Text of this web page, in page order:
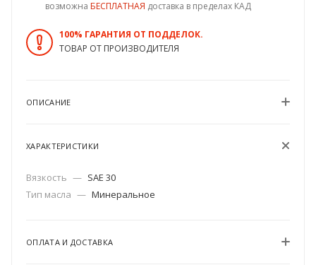
возможна БЕСПЛАТНАЯ доставка в пределах КАД
100% ГАРАНТИЯ ОТ ПОДДЕЛОК.
ТОВАР ОТ ПРОИЗВОДИТЕЛЯ
ОПИСАНИЕ
ХАРАКТЕРИСТИКИ
Вязкость — SAE 30
Тип масла — Минеральное
ОПЛАТА И ДОСТАВКА